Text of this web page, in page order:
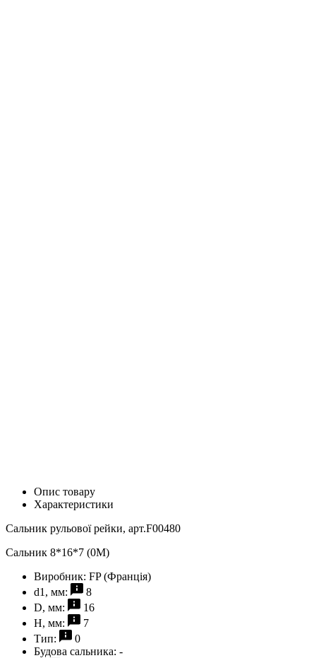
Опис товару
Характеристики
Сальник рульової рейки, арт.F00480
Сальник 8*16*7 (0M)
Виробник: FP (Франція)
d1, мм:
8
D, мм:
16
H, мм:
7
Тип:
0
Будова сальника: -